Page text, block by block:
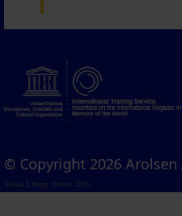
© Copyright 2026 Arolsen
Visual Library Server 2026